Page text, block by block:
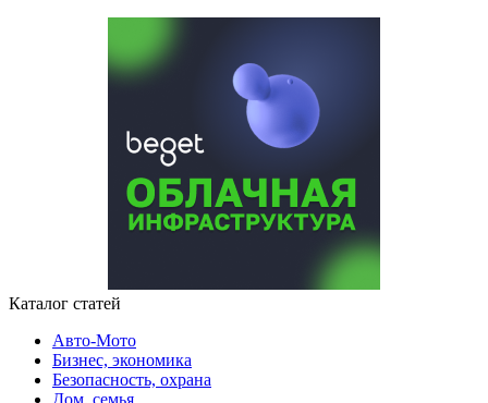
Каталог статей
Авто-Мото
Бизнес, экономика
Безопасность, охрана
Дом, семья